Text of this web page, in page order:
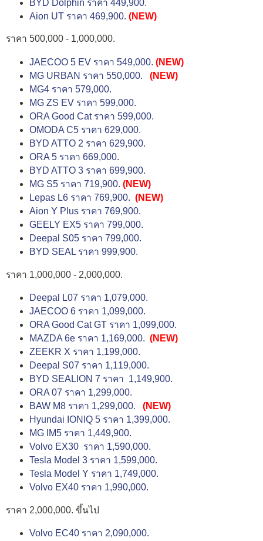
BYD Dolphin ราคา 449,900.
Aion UT ราคา 469,900. (NEW)
ราคา 500,000 - 1,000,000.
JAECOO 5 EV ราคา 549,000. (NEW)
MG URBAN ราคา 550,000.
(NEW)
MG4 ราคา 579,000.
MG ZS EV ราคา 599,000.
ORA Good Cat ราคา 599,000.
OMODA C5 ราคา 629,000.
BYD ATTO 2 ราคา 629,900.
ORA 5 ราคา 669,000.
BYD ATTO 3 ราคา 699,900.
MG S5 ราคา 719,900. (NEW)
Lepas L6 ราคา 769,900. (NEW)
Aion Y Plus ราคา 769,900.
GEELY EX5 ราคา 799,000.
Deepal S05 ราคา 799,000.
BYD SEAL ราคา 999,900.
ราคา 1,000,000 - 2,000,000.
Deepal L07 ราคา 1,079,000.
JAECOO 6 ราคา 1,099,000.
ORA Good Cat GT ราคา 1,099,000.
MAZDA 6e ราคา 1,169,000. (NEW)
ZEEKR X ราคา 1,199,000.
Deepal S07 ราคา 1,119,000.
BYD SEALION 7 ราคา 1,149,900.
ORA 07 ราคา 1,299,000.
BAW M8 ราคา 1,299,000.
(NEW)
Hyundai IONIQ 5 ราคา 1,399,000.
MG IM5 ราคา 1,449,900.
Volvo EX30 ราคา 1,590,000.
Tesla Model 3 ราคา 1,599,000.
Tesla Model Y ราคา 1,749,000.
Volvo EX40 ราคา 1,990,000.
ราคา 2,000,000. ขึ้นไป
Volvo EC40 ราคา 2,090,000.